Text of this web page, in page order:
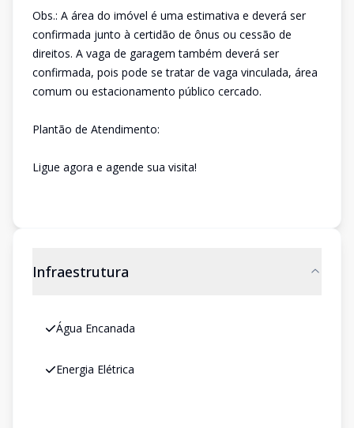
Obs.: A área do imóvel é uma estimativa e deverá ser
confirmada junto à certidão de ônus ou cessão de
direitos. A vaga de garagem também deverá ser
confirmada, pois pode se tratar de vaga vinculada, área
comum ou estacionamento público cercado.
Plantão de Atendimento:
Ligue agora e agende sua visita!
Infraestrutura
Água Encanada
Energia Elétrica